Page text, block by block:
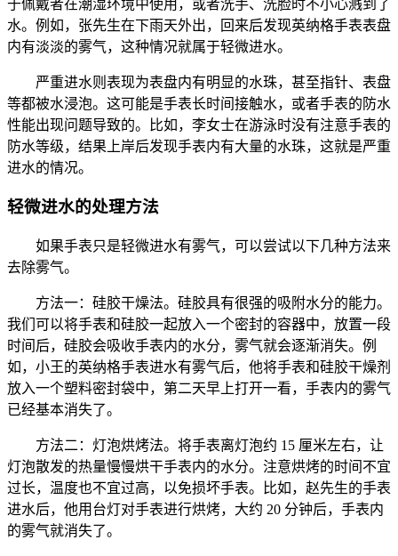
于佩戴者在潮湿环境中使用，或者洗手、洗脸时不小心溅到了
水。例如，张先生在下雨天外出，回来后发现英纳格手表表盘
内有淡淡的雾气，这种情况就属于轻微进水。
严重进水则表现为表盘内有明显的水珠，甚至指针、表盘
等都被水浸泡。这可能是手表长时间接触水，或者手表的防水
性能出现问题导致的。比如，李女士在游泳时没有注意手表的
防水等级，结果上岸后发现手表内有大量的水珠，这就是严重
进水的情况。
轻微进水的处理方法
如果手表只是轻微进水有雾气，可以尝试以下几种方法来
去除雾气。
方法一：硅胶干燥法。硅胶具有很强的吸附水分的能力。
我们可以将手表和硅胶一起放入一个密封的容器中，放置一段
时间后，硅胶会吸收手表内的水分，雾气就会逐渐消失。例
如，小王的英纳格手表进水有雾气后，他将手表和硅胶干燥剂
放入一个塑料密封袋中，第二天早上打开一看，手表内的雾气
已经基本消失了。
方法二：灯泡烘烤法。将手表离灯泡约 15 厘米左右，让
灯泡散发的热量慢慢烘干手表内的水分。注意烘烤的时间不宜
过长，温度也不宜过高，以免损坏手表。比如，赵先生的手表
进水后，他用台灯对手表进行烘烤，大约 20 分钟后，手表内
的雾气就消失了。